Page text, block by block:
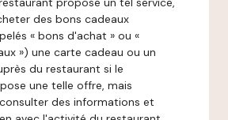
des bons cadeaux
« bons d'achat » ou «
») une carte cadeau ou un
du restaurant si le
une telle offre, mais
des informations et